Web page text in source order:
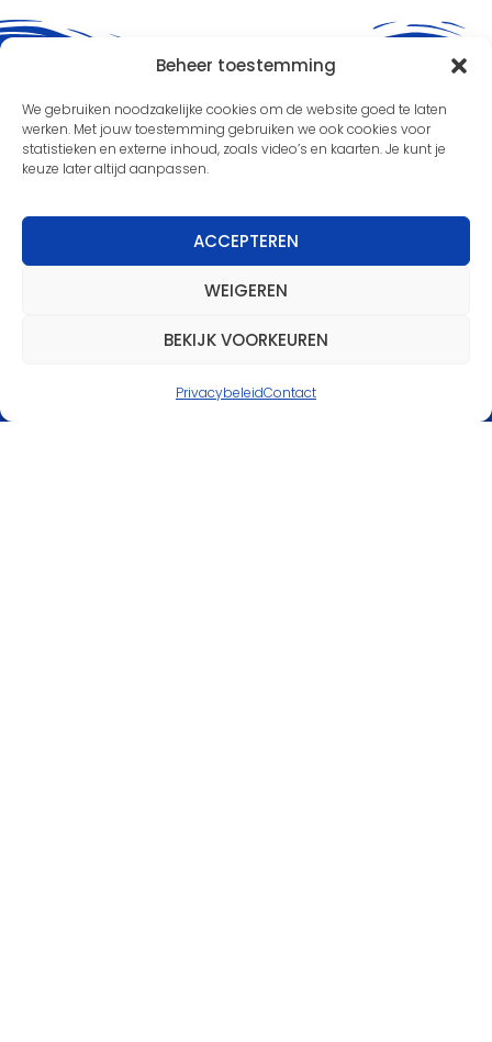
Beheer toestemming
We gebruiken noodzakelijke cookies om de website goed te laten
werken. Met jouw toestemming gebruiken we ook cookies voor
statistieken en externe inhoud, zoals video’s en kaarten. Je kunt je
keuze later altijd aanpassen.
ACCEPTEREN
WEIGEREN
BEKIJK VOORKEUREN
PrivacybeleidContact
Nieuwsbrief
Meld je aan voor de nieuwsbrief en blijf
op de hoogte van de laatste
scoutinggroep.